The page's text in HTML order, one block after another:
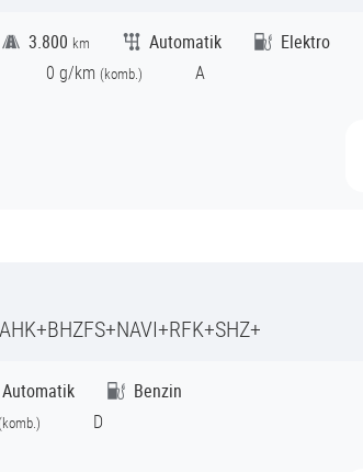
3.800 km Automatik
Elektro
0 g/km (komb.) A
Automatik
Benzin
komb.) D